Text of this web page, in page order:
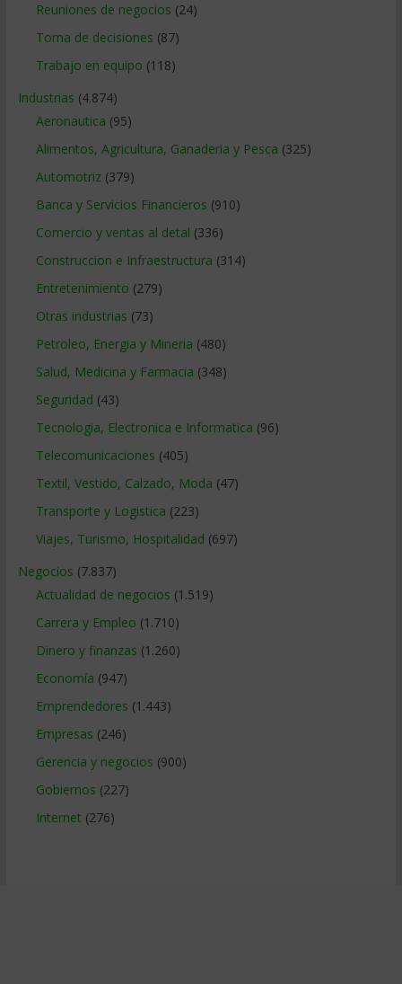
Reuniones de negocios (24)
Toma de decisiones (87)
Trabajo en equipo (118)
Industrias (4.874)
Aeronautica (95)
Alimentos, Agricultura, Ganaderia y Pesca (325)
Automotriz(379)
Banca y Servicios Financieros (910)
Comercio y ventas al detal (336)
Construccion e Infraestructura (314)
Entretenimiento (279)
Otras industrias (73)
Petroleo, Energia y Mineria (480)
Salud, Medicina y Farmacia (348)
Seguridad (43)
Tecnologia, Electronica e Informatica (96)
Telecomunicaciones (405)
Textil, Vestido, Calzado, Moda (47)
Transporte y Logistica (223)
Viajes, Turismo, Hospitalidad (697)
Negocios (7.837)
Actualidad de negocios (1.519)
Carrera y Empleo (1.710)
Dinero y finanzas (1.260)
Economía (947)
Emprendedores (1.443)
Empresas (246)
Gerencia y negocios (900)
Gobiernos (227)
Internet (276)